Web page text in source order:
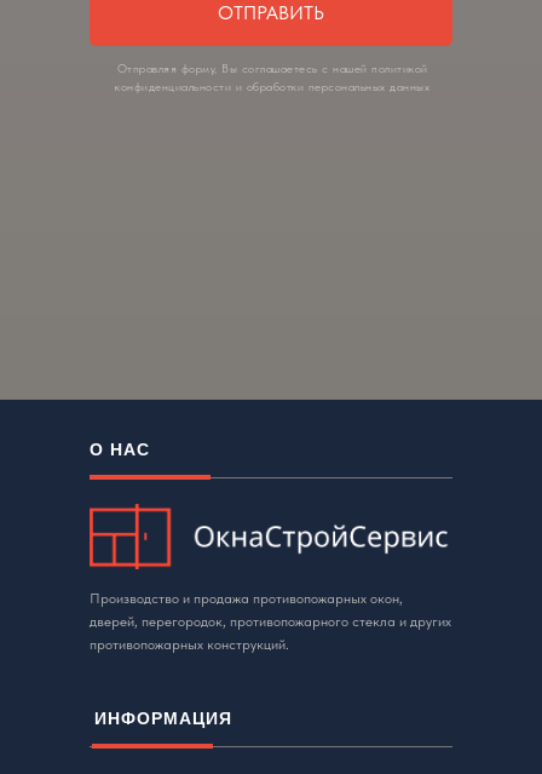
ОТПРАВИТЬ
Отправляя форму, Вы соглашаетесь с нашей политикой
конфиденциальности и обработки персональных данных
О НАС
Производство и продажа противопожарных окон,
дверей, перегородок, противопожарного стекла и других
противопожарных конструкций.
ИНФОРМАЦИЯ